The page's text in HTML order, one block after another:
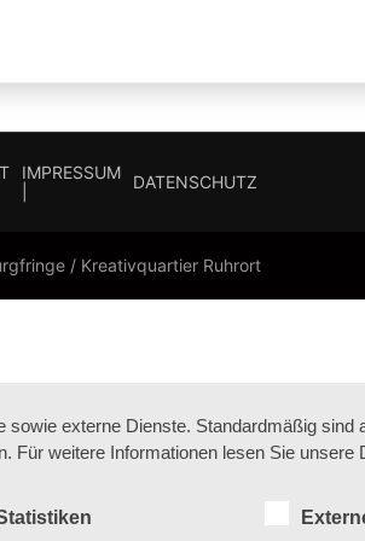
IMPRESSUM
DATENSCHUTZ
/ Kreativquartier Ruhrort
externe Dienste. Standardmäßig sind
Für weitere Informationen lesen Sie unsere